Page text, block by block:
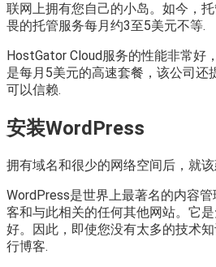
联网上拥有您自己的小岛。如今，
畏的托管服务每月约3至5美元不等.
HostGator Cloud服务的性能非常好
是每月5美元的高速套餐，该公司还
可以信赖.
安装WordPress
拥有域名和很少的网络空间后，就
WordPress是世界上最著名的内容
客和与此相关的任何其他网站。它
好。因此，即使您没有太多的技术
行博客.